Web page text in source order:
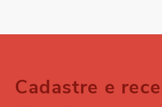
Cadastre e